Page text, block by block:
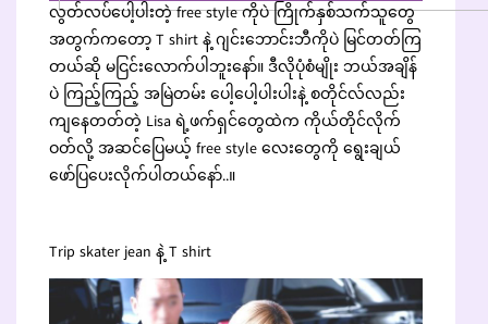
လွတ်လပ်ပေါ့ပါးတဲ့ free style ကိုပဲ ကြိုက်နှစ်သက်သူတွေ
အတွက်ကတော့ T shirt နဲ့ ဂျင်းဘောင်းဘီကိုပဲ မြင်တတ်ကြ
တယ်ဆို မငြင်းလောက်ပါဘူးနော်။ ဒီလိုပုံစံမျိုး ဘယ်အချိန်
ပဲ ကြည့်ကြည့် အမြဲတမ်း ပေါ့ပေါ့ပါးပါးနဲ့ စတိုင်လ်လည်း
ကျနေတတ်တဲ့ Lisa ရဲ့ဖက်ရှင်တွေထဲက ကိုယ်တိုင်လိုက်
ဝတ်လို့ အဆင်ပြေမယ့် free style လေးတွေကို ရွေးချယ်
ဖော်ပြပေးလိုက်ပါတယ်နော်..။
Trip skater jean နဲ့ T shirt